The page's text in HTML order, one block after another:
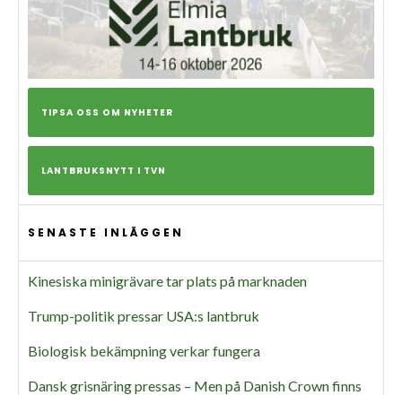
TIPSA OSS OM NYHETER
LANTBRUKSNYTT I TVN
SENASTE INLÄGGEN
Kinesiska minigrävare tar plats på marknaden
Trump-politik pressar USA:s lantbruk
Biologisk bekämpning verkar fungera
Dansk grisnäring pressas – Men på Danish Crown finns